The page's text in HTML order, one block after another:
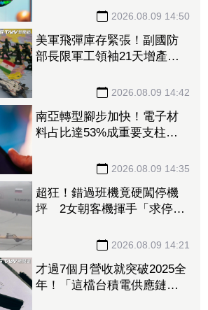
攻太陽能商機 2026.08.09 14:50
美軍飛彈庫存緊張！副國防
部長限軍工領袖21天增產
2026.08.09 14:42
南亞轉型腳步加快！電子材
料占比達53%成重要支柱
2026.08.09 14:35
超狂！錯過班機竟硬闖停機
坪 2女朝客機揮手「求停
2026.08.09 14:21
才過7個月營收就突破2025全
年！「這檔台積電供應鏈」